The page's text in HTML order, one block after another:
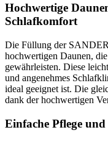
Hochwertige
Schlafkomfort
Die Füllung der
hochwertigen Daunen,
gewährleisten. Diese
und angenehmes
ideal geeignet ist. Die
dank der hochwertigen
Einfache Pflege